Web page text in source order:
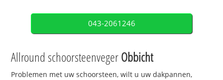
043-2061246
Allround schoorsteenvegerObbicht
Problemen met uw schoorsteen, wilt u uw dakpannen,